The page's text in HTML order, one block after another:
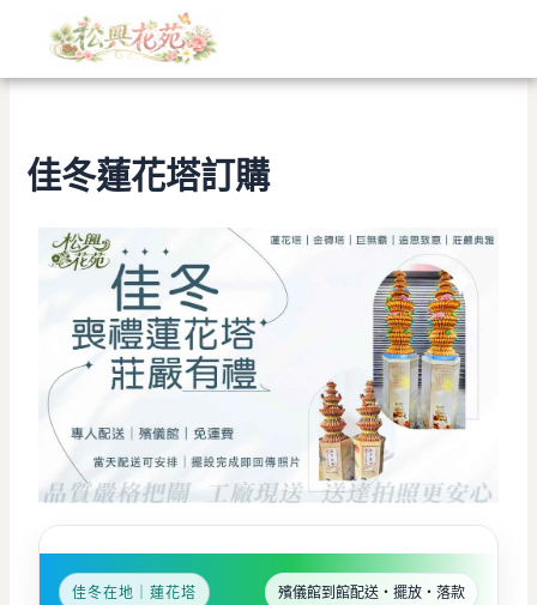
類
佳冬蓮花塔訂購
佳冬在地｜蓮花塔 殯儀館到館配送・擺放・落款